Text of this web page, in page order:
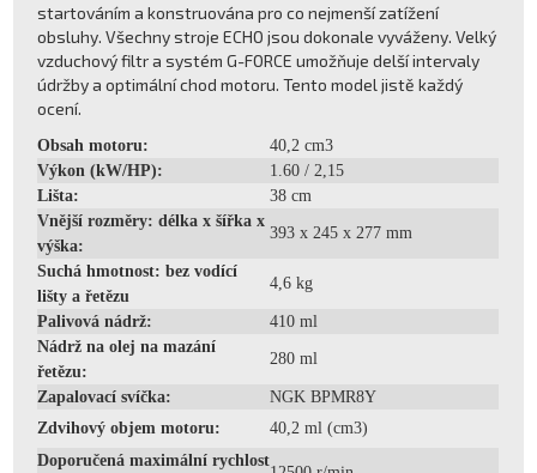
startováním a konstruována pro co nejmenší zatížení
obsluhy. Všechny stroje ECHO jsou dokonale vyváženy. Velký
vzduchový filtr a systém G-FORCE umožňuje delší intervaly
údržby a optimální chod motoru. Tento model jistě každý
ocení.
Obsah motoru:
40,2 cm3
Výkon (kW/HP):
1.60 / 2,15
Lišta:
38 cm
Vnější rozměry: délka x šířka x
výška:
393 x 245 x 277 mm
Suchá hmotnost: bez vodící
lišty a řetězu
4,6 kg
Palivová nádrž:
410 ml
Nádrž na olej na mazání
řetězu:
280 ml
Zapalovací svíčka:
NGK BPMR8Y
Zdvihový objem motoru:
40,2 ml (cm3)
Doporučená maximální rychlost